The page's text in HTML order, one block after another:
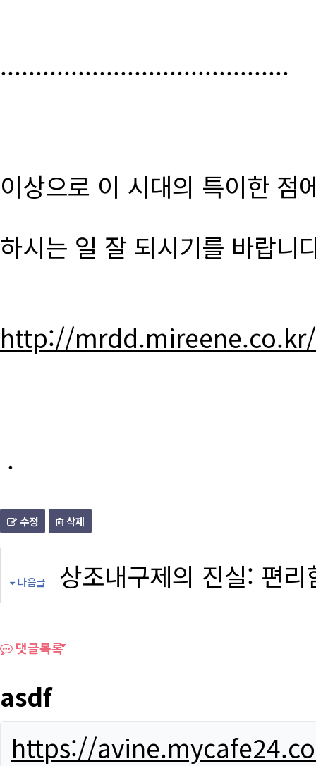
.........................................
이상으로 이 시대의 특이한 점
하시는 일 잘 되시기를 바랍니
http://
.
수정 삭제
다음글 상조내구제의 진실: 편
댓글목록
asdf
https://